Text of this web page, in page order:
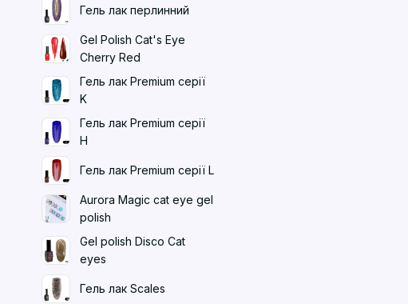
Гель лак перлинний
Gel Polish Cat's Eye
Cherry Red
Гель лак Premium серії
K
Гель лак Premium серії
H
Гель лак Premium серії L
Aurora Magic cat eye gel
polish
Gel polish Disco Cat
eyes
Гель лак Scales